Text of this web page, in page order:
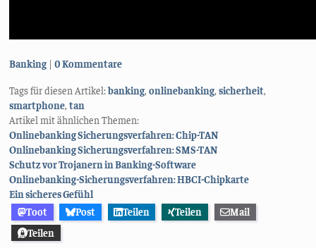
Kategorien:
Banking 0 Kommentare
Tags für diesen Artikel:banking,onlinebanking,sicherheit,
smartphone,tan
Artikel mit ähnlichen Themen:
Onlinebanking Sicherungsverfahren: Chip-TAN
Onlinebanking Sicherungsverfahren: SMS-TAN
Schutz vor Trojanern in Banking-Software
Onlinebanking-Sicherungsverfahren: HBCI-Chipkarte
Ein sicheres Gefühl
Toot
Post Teilen Teilen
Mail
Teilen